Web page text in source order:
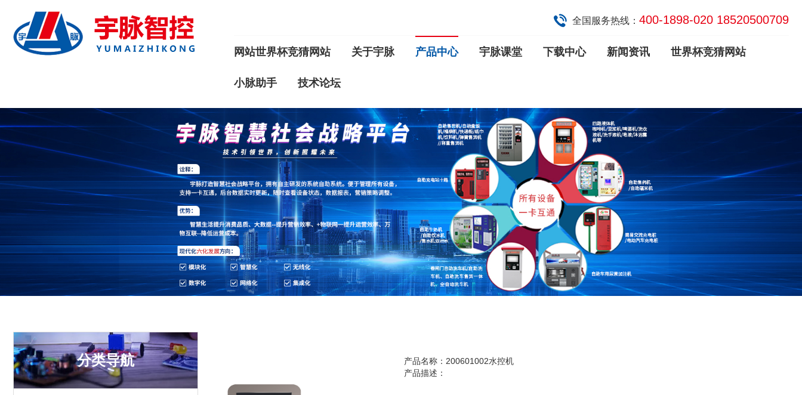
全国服务热线： 400-1898-020 18520500709
网站世界杯竞猜网站 关于宇脉 产品中心 宇脉课堂 下载中心 新闻资讯 世界杯竞猜网站
小脉助手 技术论坛
分类导航
产品名称：200601002水控机
产品描述：